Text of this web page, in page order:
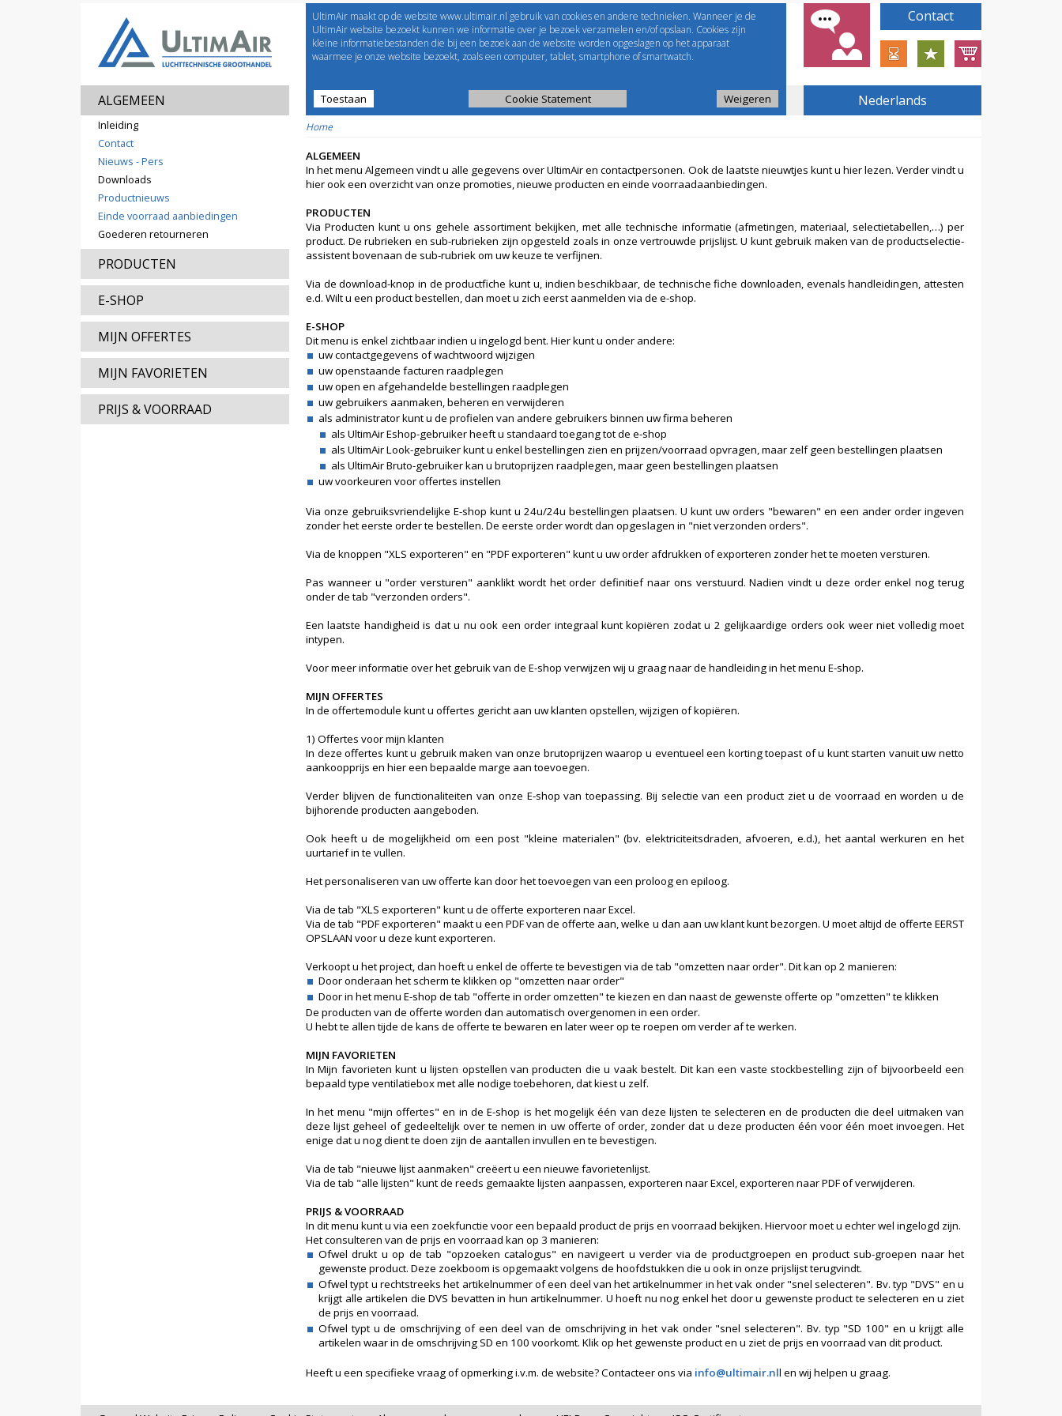
ALGEMEEN
Inleiding
Contact
Nieuws - Pers
Downloads
Productnieuws
Einde voorraad aanbiedingen
Goederen retourneren
PRODUCTEN
E-SHOP
MIJN OFFERTES
MIJN FAVORIETEN
PRIJS & VOORRAAD
EShop-nummer
Wachtwoord
Welcome toUltimAir
Prijslijst Selectie tools
UltimAir maakt op de website www.ultimair.nl gebruik van cookies en andere technieken. Wanneer je de
UltimAir website bezoekt kunnen we informatie over je bezoek verzamelen en/of opslaan. Cookies zijn
kleine informatiebestanden die bij een bezoek aan de website worden opgeslagen op het apparaat
waarmee je onze website bezoekt, zoals een computer, tablet, smartphone of smartwatch.
Toestaan Cookie Statement Weigeren Nederlands
Contact
Home
ALGEMEEN
In het menu Algemeen vindt u alle gegevens over UltimAir en contactpersonen. Ook de laatste nieuwtjes kunt u hier lezen. Verder vindt u
hier ook een overzicht van onze promoties, nieuwe producten en einde voorraadaanbiedingen.
PRODUCTEN
Via Producten kunt u ons gehele assortiment bekijken, met alle technische informatie (afmetingen, materiaal, selectietabellen,…) per
product. De rubrieken en sub-rubrieken zijn opgesteld zoals in onze vertrouwde prijslijst. U kunt gebruik maken van de productselectie-
assistent bovenaan de sub-rubriek om uw keuze te verfijnen.
Via de download-knop in de productfiche kunt u, indien beschikbaar, de technische fiche downloaden, evenals handleidingen, attesten
e.d. Wilt u een product bestellen, dan moet u zich eerst aanmelden via de e-shop.
E-SHOP
Dit menu is enkel zichtbaar indien u ingelogd bent. Hier kunt u onder andere:
uw contactgegevens of wachtwoord wijzigen
uw openstaande facturen raadplegen
uw open en afgehandelde bestellingen raadplegen
uw gebruikers aanmaken, beheren en verwijderen
als administrator kunt u de profielen van andere gebruikers binnen uw firma beheren
als UltimAir Eshop-gebruiker heeft u standaard toegang tot de e-shop
als UltimAir Look-gebruiker kunt u enkel bestellingen zien en prijzen/voorraad opvragen, maar zelf geen bestellingen plaatsen
als UltimAir Bruto-gebruiker kan u brutoprijzen raadplegen, maar geen bestellingen plaatsen
uw voorkeuren voor offertes instellen
Via onze gebruiksvriendelijke E-shop kunt u 24u/24u bestellingen plaatsen. U kunt uw orders "bewaren" en een ander order ingeven
zonder het eerste order te bestellen. De eerste order wordt dan opgeslagen in "niet verzonden orders".
Via de knoppen "XLS exporteren" en "PDF exporteren" kunt u uw order afdrukken of exporteren zonder het te moeten versturen.
Pas wanneer u "order versturen" aanklikt wordt het order definitief naar ons verstuurd. Nadien vindt u deze order enkel nog terug
onder de tab "verzonden orders".
Een laatste handigheid is dat u nu ook een order integraal kunt kopiëren zodat u 2 gelijkaardige orders ook weer niet volledig moet
intypen.
Voor meer informatie over het gebruik van de E-shop verwijzen wij u graag naar de handleiding in het menu E-shop.
MIJN OFFERTES
In de offertemodule kunt u offertes gericht aan uw klanten opstellen, wijzigen of kopiëren.
1) Offertes voor mijn klanten
In deze offertes kunt u gebruik maken van onze brutoprijzen waarop u eventueel een korting toepast of u kunt starten vanuit uw netto
aankoopprijs en hier een bepaalde marge aan toevoegen.
Verder blijven de functionaliteiten van onze E-shop van toepassing. Bij selectie van een product ziet u de voorraad en worden u de
bijhorende producten aangeboden.
Ook heeft u de mogelijkheid om een post "kleine materialen" (bv. elektriciteitsdraden, afvoeren, e.d.), het aantal werkuren en het
uurtarief in te vullen.
Het personaliseren van uw offerte kan door het toevoegen van een proloog en epiloog.
Via de tab "XLS exporteren" kunt u de offerte exporteren naar Excel.
Via de tab "PDF exporteren" maakt u een PDF van de offerte aan, welke u dan aan uw klant kunt bezorgen. U moet altijd de offerte EERST
OPSLAAN voor u deze kunt exporteren.
Verkoopt u het project, dan hoeft u enkel de offerte te bevestigen via de tab "omzetten naar order". Dit kan op 2 manieren:
Door onderaan het scherm te klikken op "omzetten naar order"
Door in het menu E-shop de tab "offerte in order omzetten" te kiezen en dan naast de gewenste offerte op "omzetten" te klikken
De producten van de offerte worden dan automatisch overgenomen in een order.
U hebt te allen tijde de kans de offerte te bewaren en later weer op te roepen om verder af te werken.
MIJN FAVORIETEN
In Mijn favorieten kunt u lijsten opstellen van producten die u vaak bestelt. Dit kan een vaste stockbestelling zijn of bijvoorbeeld een
bepaald type ventilatiebox met alle nodige toebehoren, dat kiest u zelf.
In het menu "mijn offertes" en in de E-shop is het mogelijk één van deze lijsten te selecteren en de producten die deel uitmaken van
deze lijst geheel of gedeeltelijk over te nemen in uw offerte of order, zonder dat u deze producten één voor één moet invoegen. Het
enige dat u nog dient te doen zijn de aantallen invullen en te bevestigen.
Via de tab "nieuwe lijst aanmaken" creëert u een nieuwe favorietenlijst.
Via de tab "alle lijsten" kunt de reeds gemaakte lijsten aanpassen, exporteren naar Excel, exporteren naar PDF of verwijderen.
PRIJS & VOORRAAD
In dit menu kunt u via een zoekfunctie voor een bepaald product de prijs en voorraad bekijken. Hiervoor moet u echter wel ingelogd zijn.
Het consulteren van de prijs en voorraad kan op 3 manieren:
Ofwel drukt u op de tab "opzoeken catalogus" en navigeert u verder via de productgroepen en product sub-groepen naar het
gewenste product. Deze zoekboom is opgemaakt volgens de hoofdstukken die u ook in onze prijslijst terugvindt.
Ofwel typt u rechtstreeks het artikelnummer of een deel van het artikelnummer in het vak onder "snel selecteren". Bv. typ "DVS" en u
krijgt alle artikelen die DVS bevatten in hun artikelnummer. U hoeft nu nog enkel het door u gewenste product te selecteren en u ziet
de prijs en voorraad.
Ofwel typt u de omschrijving of een deel van de omschrijving in het vak onder "snel selecteren". Bv. typ "SD 100" en u krijgt alle
artikelen waar in de omschrijving SD en 100 voorkomt. Klik op het gewenste product en u ziet de prijs en voorraad van dit product.
Heeft u een specifieke vraag of opmerking i.v.m. de website? Contacteer ons via info@ultimair.nll en wij helpen u graag.